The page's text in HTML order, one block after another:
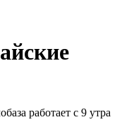
работает с 9 утра